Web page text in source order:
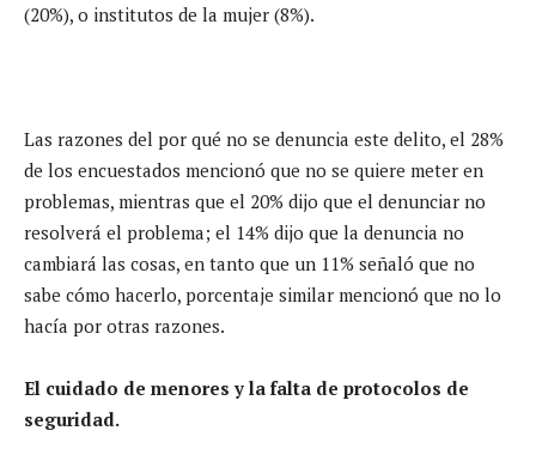
(20%), o institutos de la mujer (8%).
Las razones del por qué no se denuncia este delito, el 28%
de los encuestados mencionó que no se quiere meter en
problemas, mientras que el 20% dijo que el denunciar no
resolverá el problema; el 14% dijo que la denuncia no
cambiará las cosas, en tanto que un 11% señaló que no
sabe cómo hacerlo, porcentaje similar mencionó que no lo
hacía por otras razones.
El cuidado de menores y la falta de protocolos de
seguridad.